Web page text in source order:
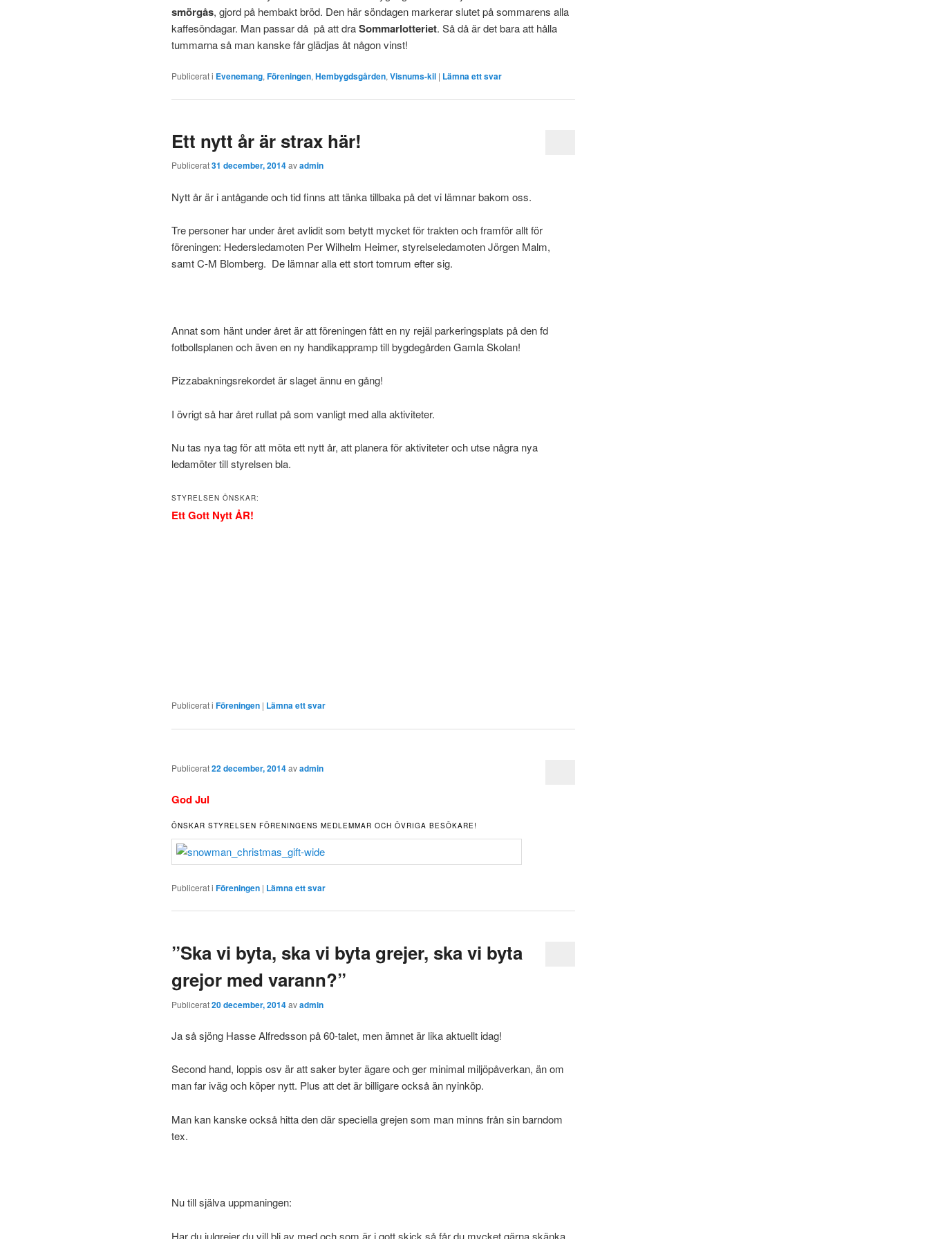
smörgås, gjord på hembakt bröd. Den här söndagen markerar slutet på sommarens alla
kaffesöndagar. Man passar då på att draSommarlotteriet. Så då är det bara att hålla
tummarna så man kanske får glädjas åt någon vinst!
Publicerat i Evenemang, Föreningen, Hembygdsgården, Visnums-kil | Lämna ett svar
Ett nytt år är strax här!
Publicerat31 december, 2014avadmin
Nytt år är i antågande och tid finns att tänka tillbaka på det vi lämnar bakom oss.
Tre personer har under året avlidit som betytt mycket för trakten och framför allt för
föreningen: Hedersledamoten Per Wilhelm Heimer, styrelseledamoten Jörgen Malm,
samt C-M Blomberg. De lämnar alla ett stort tomrum efter sig.
Annat som hänt under året är att föreningen fått en ny rejäl parkeringsplats på den fd
fotbollsplanen och även en ny handikappramp till bygdegården Gamla Skolan!
Pizzabakningsrekordet är slaget ännu en gång!
I övrigt så har året rullat på som vanligt med alla aktiviteter.
Nu tas nya tag för att möta ett nytt år, att planera för aktiviteter och utse några nya
ledamöter till styrelsen bla.
STYRELSEN ÖNSKAR:
Ett Gott Nytt ÅR!
Publicerat i Föreningen | Lämna ett svar
Publicerat22 december, 2014avadmin
God Jul
ÖNSKAR STYRELSEN FÖRENINGENS MEDLEMMAR OCH ÖVRIGA BESÖKARE!
Publicerat i Föreningen | Lämna ett svar
”Ska vi byta, ska vi byta grejer, ska vi byta
grejor med varann?”
Publicerat20 december, 2014avadmin
Ja så sjöng Hasse Alfredsson på 60-talet, men ämnet är lika aktuellt idag!
Second hand, loppis osv är att saker byter ägare och ger minimal miljöpåverkan, än om
man far iväg och köper nytt. Plus att det är billigare också än nyinköp.
Man kan kanske också hitta den där speciella grejen som man minns från sin barndom
tex.
Nu till själva uppmaningen:
Har du julgrejer du vill bli av med och som är i gott skick så får du mycket gärna skänka